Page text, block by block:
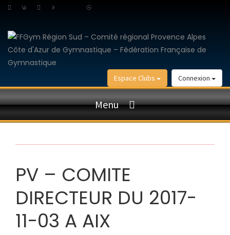
Connexion
Espace Clubs
Menu
PV – COMITE
DIRECTEUR DU 2017-
11-03 A AIX